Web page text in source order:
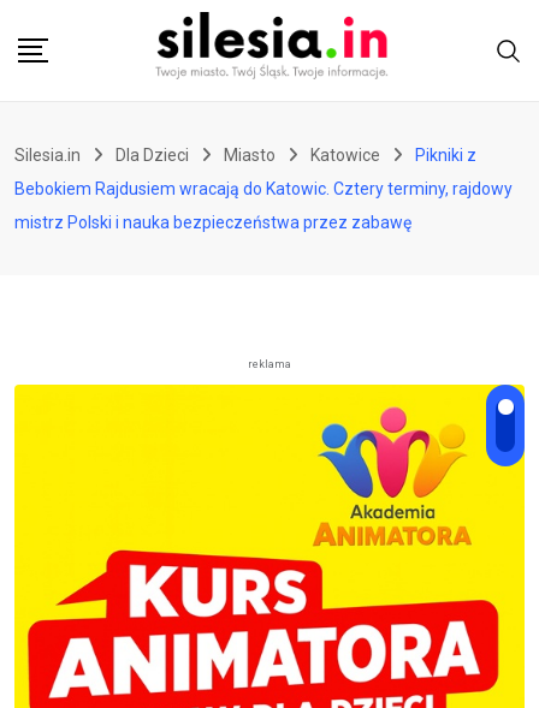
Silesia.in Dla Dzieci Miasto Katowice
Pikniki z
Bebokiem Rajdusiem wracają do Katowic. Cztery terminy, rajdowy
mistrz Polski i nauka bezpieczeństwa przez zabawę
reklama